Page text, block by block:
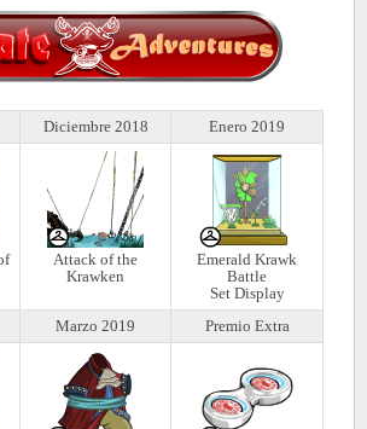
Diciembre 2018 Enero 2019
Attack of the
Krawken
Emerald Krawk
Battle
Set Display
Marzo 2019 Premio Extra